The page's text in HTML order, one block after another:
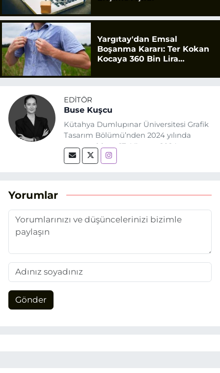
Yargıtay'dan Emsal
Boşanma Kararı: Ter Kokan
Kocaya 360 Bin Lira
EDITÖR
Buse Kuşcu
Kütahya Dumlupınar Üniversitesi Grafik
Tasarım Bölümü’nden 2024 yılında
mezun oldum. 17 Ağustos 2024
tarihinde, Grafik Tasarım alanında staj
adım attım.
Yorumlar
Gönder